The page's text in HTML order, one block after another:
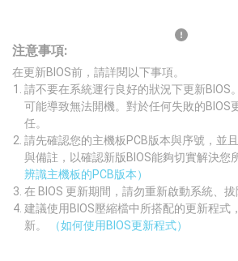
注意事項:
在更新BIOS前，請詳閱以下事項。
請不要在系統運行良好的狀況下更新BIOS
可能導致無法開機。對於任何失敗的BIOS
任。
請先確認您的主機板PCB版本與序號，並
與備註，以確認新版BIOS能夠切實解決您
辨識主機板的PCB版本）
在 BIOS 更新期間，請勿重新啟動系統、拔
建議使用BIOS壓縮檔中所搭配的更新程式
新。
（如何使用BIOS更新程式）